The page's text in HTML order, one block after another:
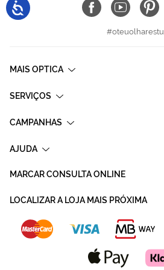
#oteuolharestu
MAIS OPTICA
SERVIÇOS
CAMPANHAS
AJUDA
MARCAR CONSULTA ONLINE
LOCALIZAR A LOJA MAIS PRÓXIMA